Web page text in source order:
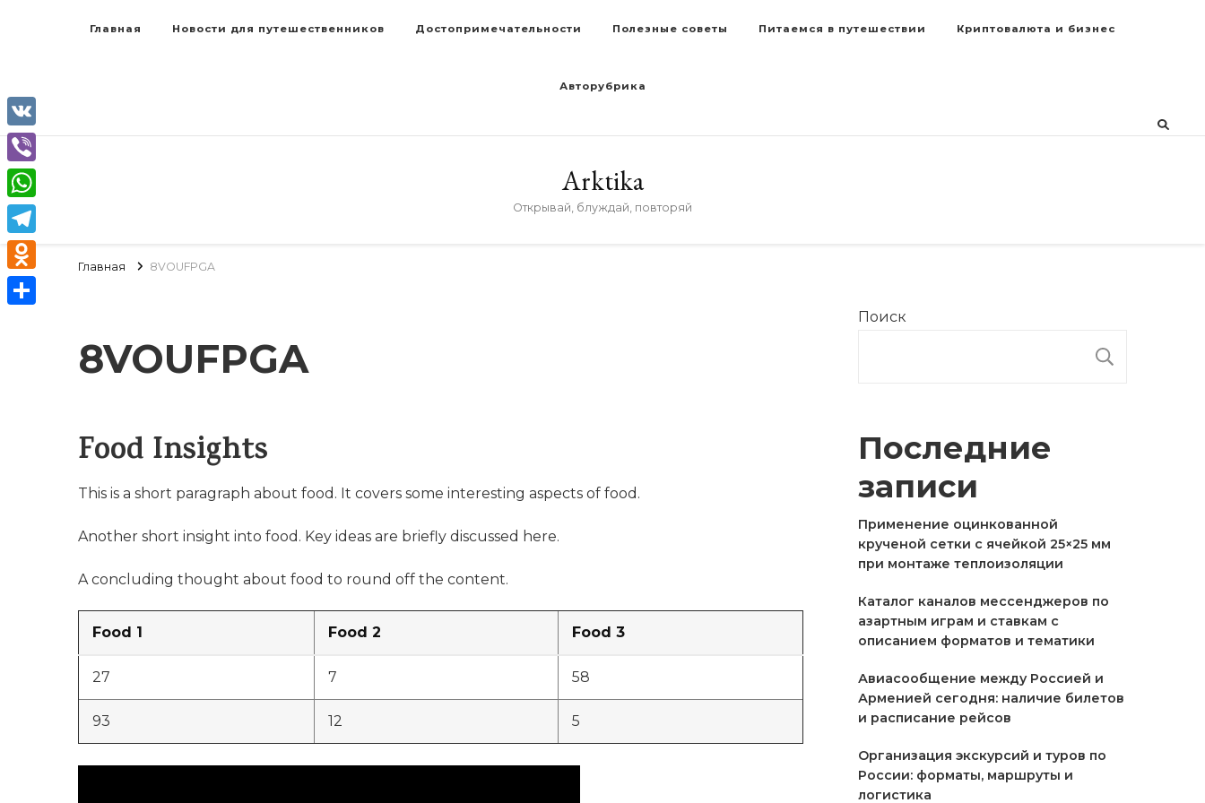
Главная Новости для путешественников Достопримечательности Полезные советы Питаемся в путешествии Криптовалюта и бизнес
Авторубрика
Arktika
Открывай, блуждай, повторяй
Главная 8VOUFPGA
8VOUFPGA
Food Insights
This is a short paragraph about food. It covers some interesting aspects of food.
Another short insight into food. Key ideas are briefly discussed here.
A concluding thought about food to round off the content.
Food 1 Food 2 Food 3
27 7 58
93 12 5
Поиск
Последние
записи
Применение оцинкованной
крученой сетки с ячейкой 25×25 мм
при монтаже теплоизоляции
Каталог каналов мессенджеров по
азартным играм и ставкам с
описанием форматов и тематики
Авиасообщение между Россией и
Арменией сегодня: наличие билетов
и расписание рейсов
Организация экскурсий и туров по
России: форматы, маршруты и
логистика
VK
Viber
WhatsApp
Telegram
Odnoklassniki